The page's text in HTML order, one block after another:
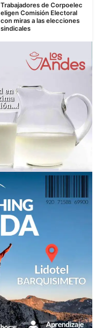
Trabajadores de Corpoelec
eligen Comisión Electoral
con miras a las elecciones
sindicales